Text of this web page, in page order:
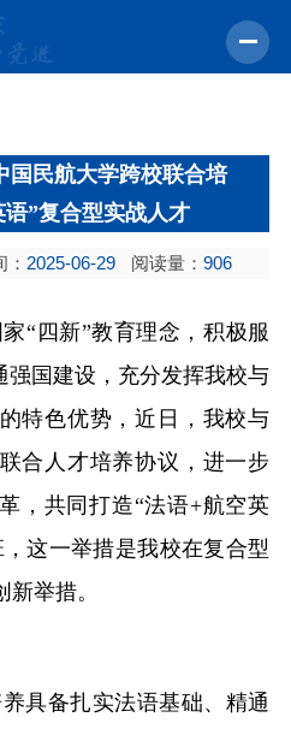
国民航大学跨校联合培
”复合型实战人才
2025-06-29 阅读量： 906
“四新”教育理念，积极服
国建设， 充分发挥我校与
特色优势 ，近日
，我校与
合人才培养协议， 进一步
， 共同打造“法语+航空英
，这一举措是我校在复合型
举措。
具备扎实法语基础、精通